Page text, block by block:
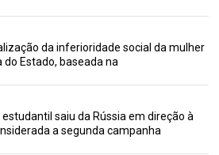
da inferioridade social da mulher
Estado, baseada na
saiu da Rússia em direção à
a segunda campanha